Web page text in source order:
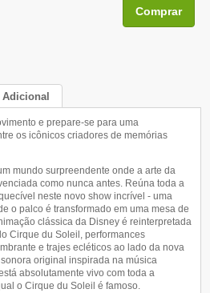
Comprar
Adicional
e prepare-se para uma
os icônicos criadores de memórias
mundo surpreendente onde a arte da
como nunca antes. Reúna toda a
neste novo show incrível - uma
o palco é transformado em uma mesa de
clássica da Disney é reinterpretada
Cirque du Soleil, performances
e trajes ecléticos ao lado da nova
original inspirada na música
absolutamente vivo com toda a
o Cirque du Soleil é famoso.